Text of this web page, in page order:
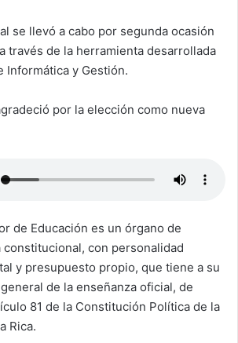
se llevó a cabo por segunda ocasión
través de la herramienta desarrollada
Informática y Gestión.
por la elección como nueva
de Educación es un órgano de
con personalidad
y presupuesto propio, que tiene a su
de la enseñanza oficial, de
81 de la Constitución Política de la
Rica.